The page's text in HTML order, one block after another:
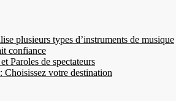
plusieurs types d’instruments de musique
confiance
Paroles de spectateurs
Choisissez votre destination